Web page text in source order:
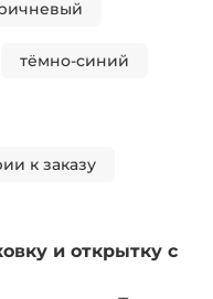
тёмно-синий
к заказу
и открытку с